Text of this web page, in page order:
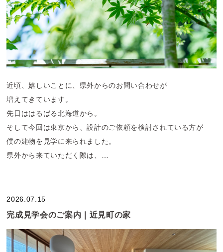
近頃、嬉しいことに、県外からのお問い合わせが
増えてきています。
先日ははるばる北海道から。
そして今回は東京から、設計のご依頼を検討されている方が
僕の建物を見学に来られました。
県外から来ていただく際は、
お話しする時間を設けるよう
心掛けています。
完成見学会のご案内｜近見町の家
2026.07.15